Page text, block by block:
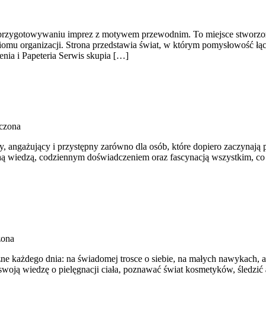
imprez z motywem przewodnim. To miejsce
organizacji. Strona przedstawia świat, w którym pomysłowość
i Papeteria Serwis skupia […]
i przystępny zarówno dla osób, które dopiero
codziennym doświadczeniem oraz fascynacją wszystkim,
dnia: na świadomej trosce o siebie, na małych nawykach,
wiedzę o pielęgnacji ciała, poznawać świat kosmetyków,